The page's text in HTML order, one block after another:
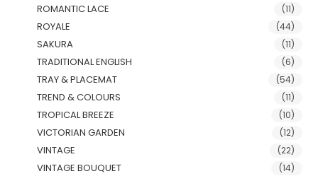
ROMANTIC LACE (11)
ROYALE (44)
SAKURA (11)
TRADITIONAL ENGLISH (6)
TRAY & PLACEMAT (54)
TREND & COLOURS (11)
TROPICAL BREEZE (10)
VICTORIAN GARDEN (12)
VINTAGE (22)
VINTAGE BOUQUET (14)